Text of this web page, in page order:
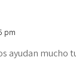
pm
ayudan mucho